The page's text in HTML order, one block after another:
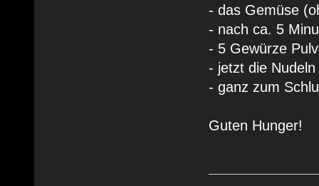
- das Gemüse
- nach ca. 5
- 5 Gewürze
- jetzt die
- ganz zum
Guten Hunger!